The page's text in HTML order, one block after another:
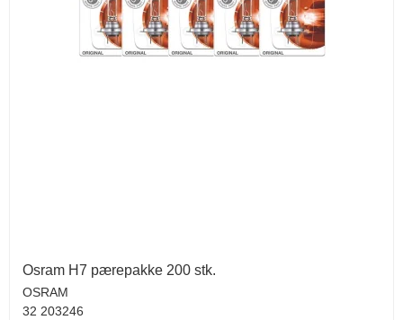
Osram H7 pærepakke 200 stk.
OSRAM
32 203246